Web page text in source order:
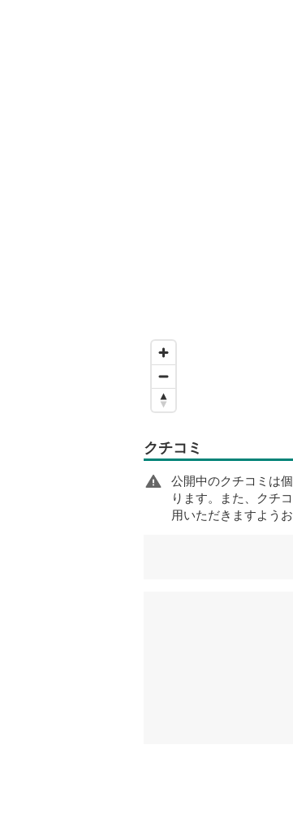
クチコミ
公開中のクチコミは
ります。また、クチ
用いただきますよう